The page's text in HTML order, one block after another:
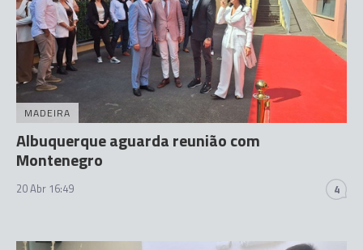
MADEIRA
Albuquerque aguarda reunião com
Montenegro
20 Abr 16:49 4